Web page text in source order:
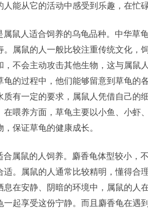
人能从它的活动中感受到乐趣，在忙
属鼠人适合饲养的乌龟品种。中华草
。属鼠的人一般比较注重传统文化，
，不会主动攻击其他生物，这与属鼠
龟的过程中，他们能够留意到草龟的
质有一定的要求，属鼠人凭借自己的
在喂养方面，草龟主要以小鱼、小虾
保证草龟的健康成长。
合属鼠的人饲养。麝香龟体型较小，
适。属鼠的人通常比较精明，懂得合
息在安静、阴暗的环境中，属鼠的人
一起享受这份宁静。而且麝香龟在遇